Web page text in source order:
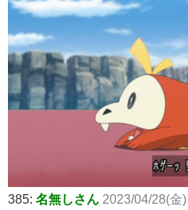
385: 名無しさん 2023/04/28(金